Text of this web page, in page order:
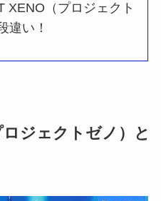
XENO（プロジェクト
違い！
ジェクトゼノ）と